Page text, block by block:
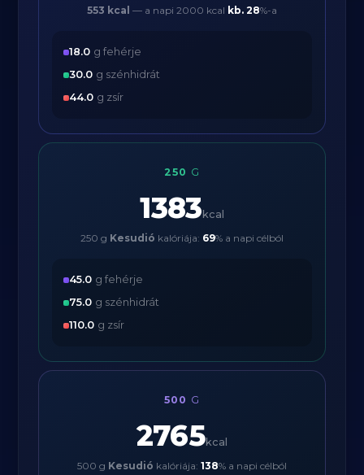
553 kcal — a napi 2000 kcal kb. 28%-a
18.0 g fehérje
30.0 g szénhidrát
44.0 g zsír
250 G
1383 kcal
250 g Kesudió kalóriája: 69% a napi célból
45.0 g fehérje
75.0 g szénhidrát
110.0 g zsír
500 G
2765kcal
500 g Kesudió kalóriája: 138% a napi célból